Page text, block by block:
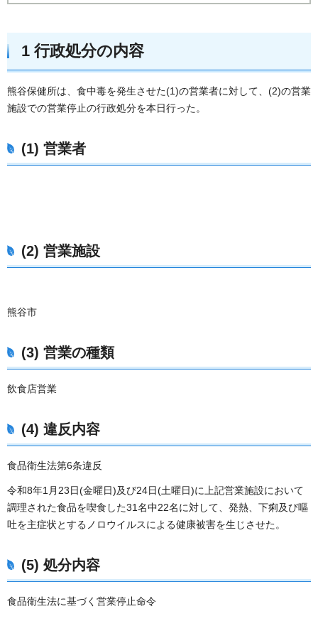
1 行政処分の内容
熊谷保健所は、食中毒を発生させた(1)の営業者に対して、(2)の営業
施設での営業停止の行政処分を本日行った。
(1) 営業者
(2) 営業施設
熊谷市
(3) 営業の種類
飲食店営業
(4) 違反内容
食品衛生法第6条違反
令和8年1月23日(金曜日)及び24日(土曜日)に上記営業施設において
調理された食品を喫食した31名中22名に対して、発熱、下痢及び嘔
吐を主症状とするノロウイルスによる健康被害を生じさせた。
(5) 処分内容
食品衛生法に基づく営業停止命令